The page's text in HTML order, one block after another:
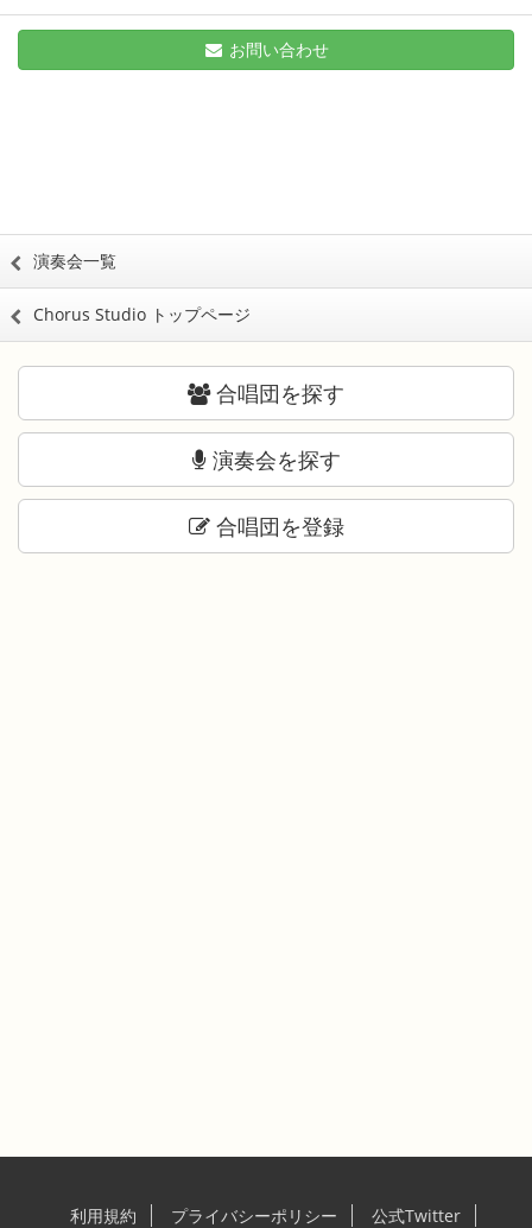
お問い合わせ
演奏会一覧
Chorus Studio トップページ
合唱団を探す
演奏会を探す
合唱団を登録
利用規約 プライバシーポリシー
公式Twitter